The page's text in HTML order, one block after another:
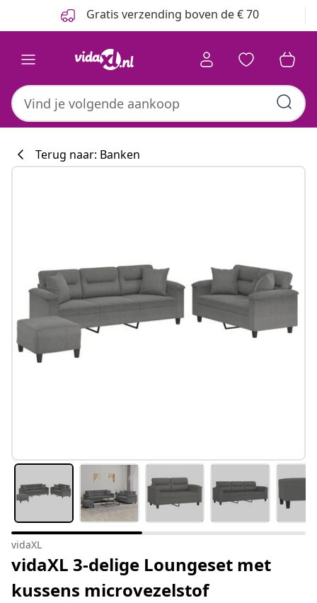
Gratis verzending boven de € 70
Terug naar: Banken
vidaXL
vidaXL 3-delige Loungeset met
kussens microvezelstof